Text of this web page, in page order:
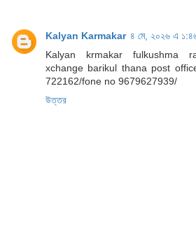
Kalyan Karmakar ৪ মে, ২০২৬ এ
Kalyan krmakar fulkushma
xchange barikul thana post
722162/fone no 9679627939/
উত্তর